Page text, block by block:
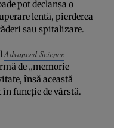
pot declanșa o
lentă, pierderea
sau spitalizare.
Advanced Science
de „memorie
însă această
funcție de vârstă.